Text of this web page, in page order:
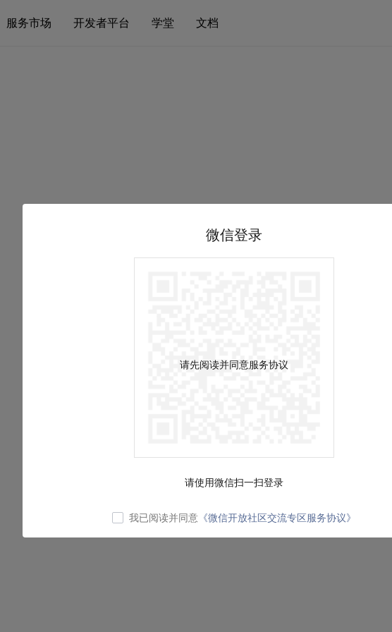
服务市场 开发者平台 学堂 文档
微信登录
请先阅读并同意服务协议
请使用微信扫一扫登录
我已阅读并同意 《微信开放社区交流专区服务协议》